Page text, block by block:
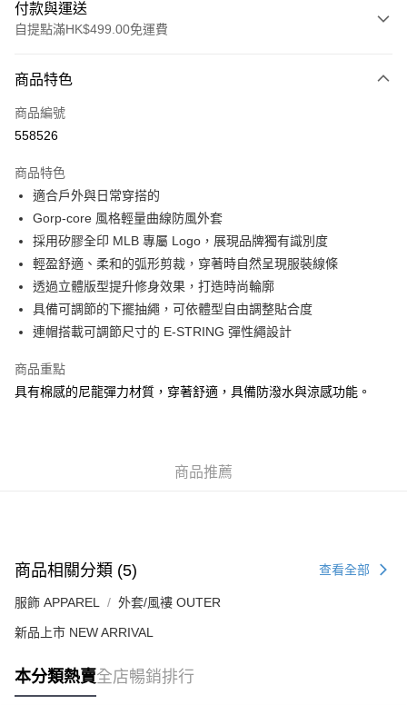
付款與運送
自提點滿HK$499.00免運費
信用卡
Apple Pay
AlipayHK
WeChat Pay
送貨方式
每筆HK$50.00，滿HK$499.00或以上免運費
商品特色
商品編號
558526
商品特色
適合戶外與日常穿搭的
Gorp-core 風格輕量曲線防風外套
採用矽膠全印 MLB 專屬 Logo，展現品牌獨有識別度
輕盈舒適、柔和的弧形剪裁，穿著時自然呈現服裝線條
透過立體版型提升修身效果，打造時尚輪廓
具備可調節的下擺抽繩，可依體型自由調整貼合度
連帽搭載可調節尺寸的 E-STRING 彈性繩設計
商品重點
具有棉感的尼龍彈力材質，穿著舒適，具備防潑水與涼感功能。
商品推薦
商品相關分類 (5) 查看全部
服飾 APPAREL 外套/風褸 OUTER
新品上市 NEW ARRIVAL
本分類熱賣全店暢銷排行